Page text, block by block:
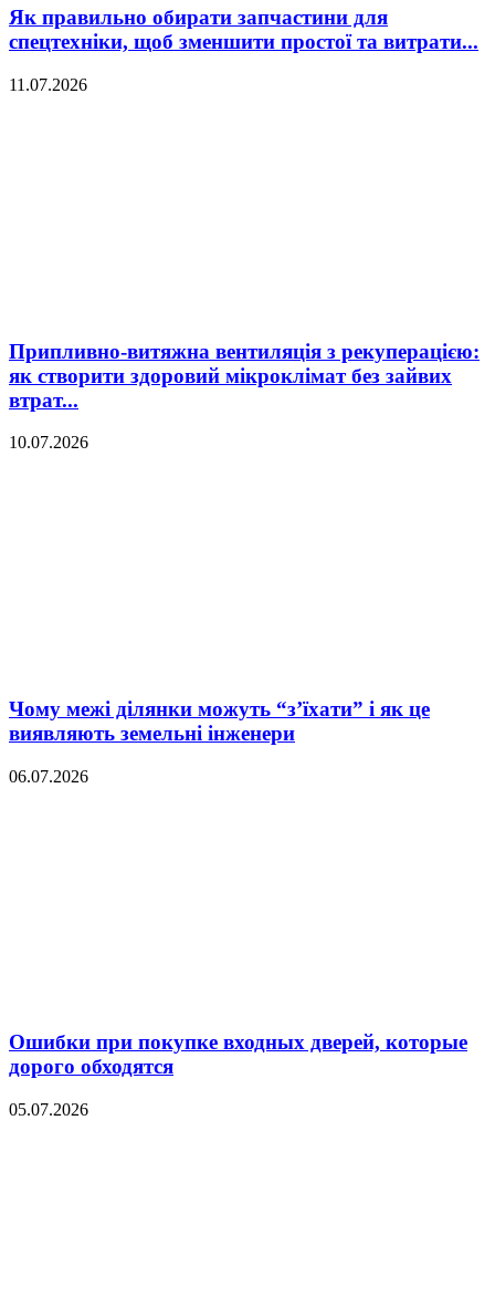
Як правильно обирати запчастини для
спецтехніки, щоб зменшити простої та витрати...
11.07.2026
Припливно-витяжна вентиляція з рекуперацією:
як створити здоровий мікроклімат без зайвих
втрат...
10.07.2026
Чому межі ділянки можуть “з’їхати” і як це
виявляють земельні інженери
06.07.2026
Ошибки при покупке входных дверей, которые
дорого обходятся
05.07.2026